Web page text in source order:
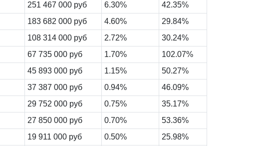
251 467 000 руб 6.30%
42.35%
183 682 000 руб 4.60%
29.84%
108 314 000 руб 2.72%
30.24%
67 735 000 руб 1.70%
102.07%
45 893 000 руб 1.15%
50.27%
37 387 000 руб 0.94%
46.09%
29 752 000 руб 0.75%
35.17%
27 850 000 руб 0.70%
53.36%
19 911 000 руб 0.50%
25.98%